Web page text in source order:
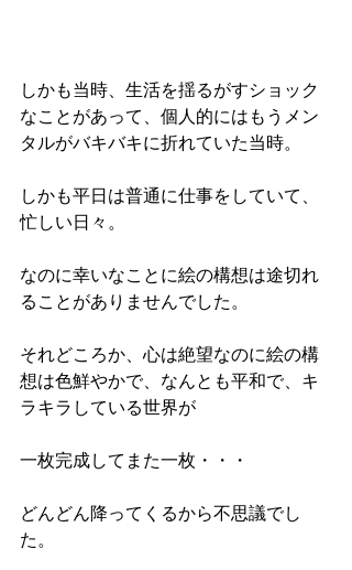
しかも当時、生活を揺るがすショック
なことがあって、個人的にはもうメン
タルがバキバキに折れていた当時。
しかも平日は普通に仕事をしていて、
忙しい日々。
なのに幸いなことに絵の構想は途切れ
ることがありませんでした。
それどころか、心は絶望なのに絵の構
想は色鮮やかで、なんとも平和で、キ
ラキラしている世界が
一枚完成してまた一枚・・・
どんどん降ってくるから不思議でし
た。